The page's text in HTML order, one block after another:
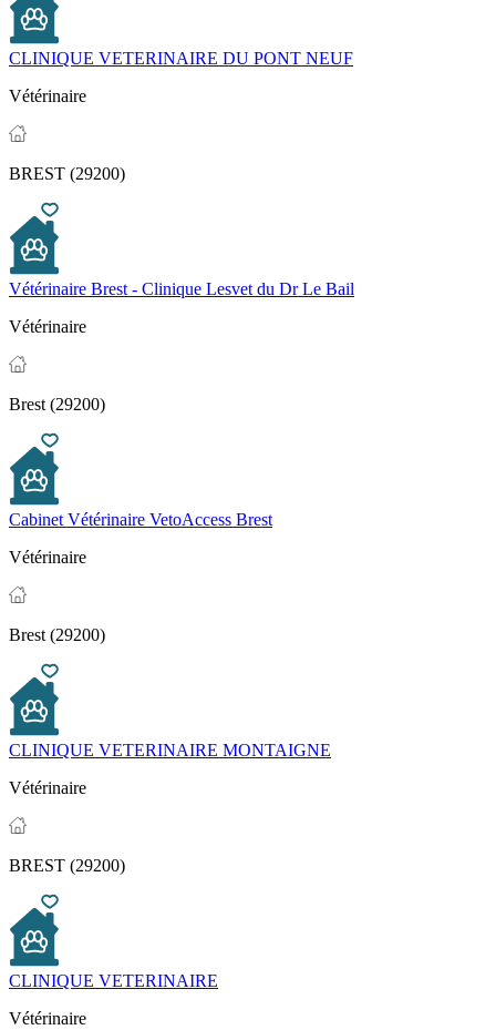
CLINIQUE VETERINAIRE DU PONT NEUF
Vétérinaire
BREST (29200)
Vétérinaire Brest - Clinique Lesvet du Dr Le Bail
Vétérinaire
Brest (29200)
Cabinet Vétérinaire VetoAccess Brest
Vétérinaire
Brest (29200)
CLINIQUE VETERINAIRE MONTAIGNE
Vétérinaire
BREST (29200)
CLINIQUE VETERINAIRE
Vétérinaire